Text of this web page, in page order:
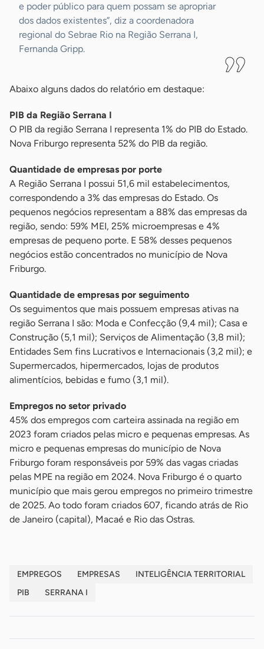
e poder público para quem possam se apropriar
dos dados existentes”, diz a coordenadora
regional do Sebrae Rio na Região Serrana I,
Fernanda Gripp.
Abaixo alguns dados do relatório em destaque:
PIB da Região Serrana I
O PIB da região Serrana I representa 1% do PIB do Estado.
Nova Friburgo representa 52% do PIB da região.
Quantidade de empresas por porte
A Região Serrana I possui 51,6 mil estabelecimentos,
correspondendo a 3% das empresas do Estado. Os
pequenos negócios representam a 88% das empresas da
região, sendo: 59% MEI, 25% microempresas e 4%
empresas de pequeno porte. E 58% desses pequenos
negócios estão concentrados no município de Nova
Friburgo.
Quantidade de empresas por seguimento
Os seguimentos que mais possuem empresas ativas na
região Serrana I são: Moda e Confecção (9,4 mil); Casa e
Construção (5,1 mil); Serviços de Alimentação (3,8 mil);
Entidades Sem fins Lucrativos e Internacionais (3,2 mil); e
Supermercados, hipermercados, lojas de produtos
alimentícios, bebidas e fumo (3,1 mil).
Empregos no setor privado
45% dos empregos com carteira assinada na região em
2023 foram criados pelas micro e pequenas empresas. As
micro e pequenas empresas do município de Nova
Friburgo foram responsáveis por 59% das vagas criadas
pelas MPE na região em 2024. Nova Friburgo é o quarto
município que mais gerou empregos no primeiro trimestre
de 2025. Ao todo foram criados 607, ficando atrás de Rio
de Janeiro (capital), Macaé e Rio das Ostras.
EMPREGOS EMPRESAS
INTELIGÊNCIA TERRITORIAL
PIB
SERRANA I